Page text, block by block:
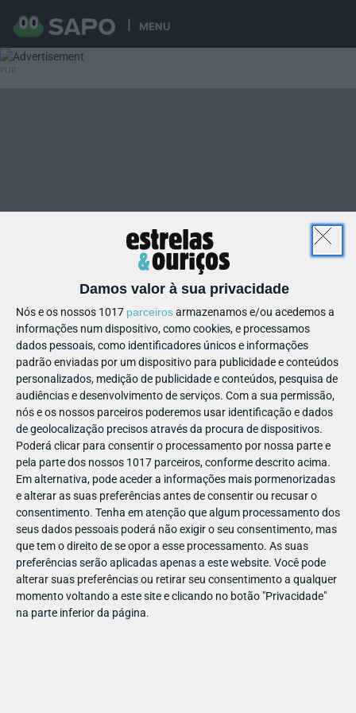
MENU
Damos valor à sua privacidade
Nós e os nossos 1017 parceirosarmazenamos e/ou acedemos a
informações num dispositivo, como cookies, e processamos
dados pessoais, como identificadores únicos e informações
padrão enviadas por um dispositivo para publicidade e conteúdos
personalizados, medição de publicidade e conteúdos, pesquisa de
audiências e desenvolvimento de serviços. Com a sua permissão,
nós e os nossos parceiros poderemos usar identificação e dados
de geolocalização precisos através da procura de dispositivos.
Poderá clicar para consentir o processamento por nossa parte e
pela parte dos nossos 1017 parceiros, conforme descrito acima.
Em alternativa, pode aceder a informações mais pormenorizadas
e alterar as suas preferências antes de consentir ou recusar o
consentimento. Tenha em atenção que algum processamento dos
seus dados pessoais poderá não exigir o seu consentimento, mas
que tem o direito de se opor a esse processamento. As suas
preferências serão aplicadas apenas a este website. Você pode
alterar suas preferências ou retirar seu consentimento a qualquer
momento voltando a este site e clicando no botão "Privacidade"
na parte inferior da página.
11
1232241972741913